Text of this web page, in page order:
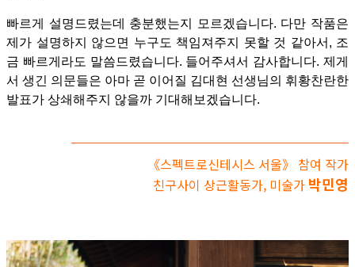
빠르게 설명드렸는데 충분했는지 모르겠습니다. 다만 작품은
제가 설명하지 않으면 누구도 책임져주지 못할 것 같아서, 조
금 빠르게라도 말씀드렸습니다. 들어주셔서 감사합니다. 제게
서 생긴 의문들은 아마 곧 이어질 김대현 선생님의 휘황찬란한
발표가 상쇄해주지 않을까 기대해보겠습니다.
《스펙트로신테시스 서울》 참여 작가
친구사이 상근활동가, 미술가 박민영